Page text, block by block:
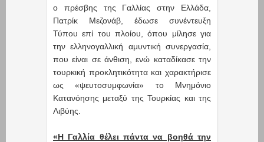
ο πρέσβης της Γαλλίας στην Ελλάδα,
Πατρίκ Μεζονάβ, έδωσε συνέντευξη
Τύπου επί του πλοίου, όπου μίλησε για
την ελληνογαλλική αμυντική συνεργασία,
που είναι σε άνθιση, ενώ καταδίκασε την
τουρκική προκλητικότητα και χαρακτήρισε
ως «ψευτοσυμφωνία» το Μνημόνιο
Κατανόησης μεταξύ της Τουρκίας και της
Λιβύης.
«Η Γαλλία θέλει πάντα να βοηθά την